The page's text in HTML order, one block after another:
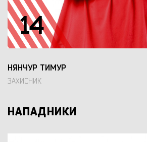
14
НЯНЧУР ТИМУР
ЗАХИСНИК
НАПАДНИКИ